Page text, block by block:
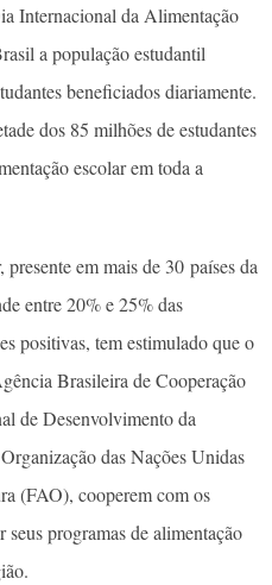
Internacional da Alimentação
a população estudantil
beneficiados diariamente.
dos 85 milhões de estudantes
escolar em toda a
em mais de 30 países da
entre 20% e 25% das
positivas, tem estimulado que o
Brasileira de Cooperação
de Desenvolvimento da
das Nações Unidas
(FAO), cooperem com os
seus programas de alimentação